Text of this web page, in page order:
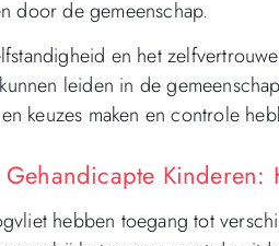
door de gemeenschap.
en het
leiden in de
keuzes maken en controle
hebben toegang tot